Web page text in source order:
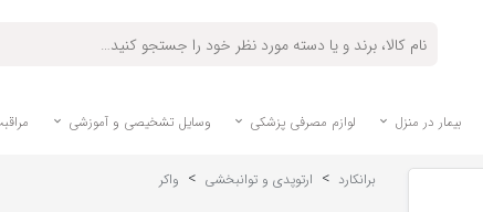
بیمار در منزل لوازم مصرفی پزشکی وسایل تشخیصی و آموزشی
برانکارد > ارتوپدی و توانبخشی > واکر